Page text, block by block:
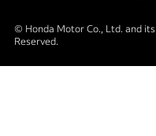
© Honda Motor Co., Ltd. and
Reserved.